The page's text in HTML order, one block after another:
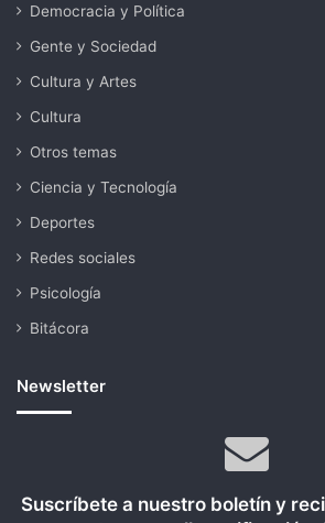
Democracia y Política
Gente y Sociedad
Cultura y Artes
Cultura
Otros temas
Ciencia y Tecnología
Deportes
Redes sociales
Psicología
Bitácora
Newsletter
Suscríbete a nuestro boletín y